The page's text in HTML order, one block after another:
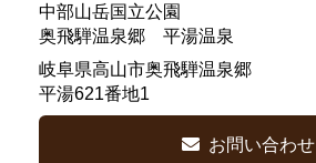
中部山岳国立公園
奥飛騨温泉郷 平湯温泉
岐阜県高山市奥飛騨温泉郷
平湯621番地1
お問い合わせ